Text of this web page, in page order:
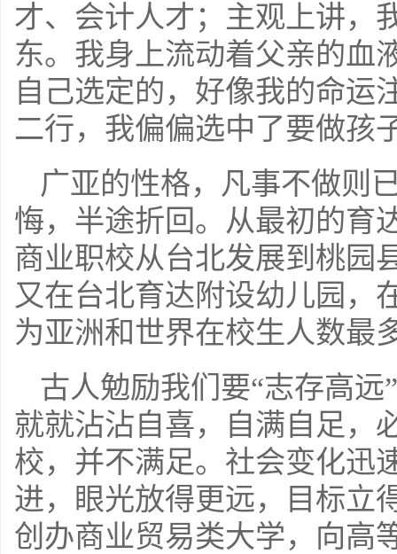
才、会计人才；主观上讲，
东。我身上流动着父亲的血
自己选定的，好像我的命运
二行，我偏偏选中了要做孩
广亚的性格，凡事不做则
悔，半途折回。从最初的育
商业职校从台北发展到桃园
又在台北育达附设幼儿园，
为亚洲和世界在校生人数最
古人勉励我们要“志存高
就就沾沾自喜，自满自足，
校，并不满足。社会变化迅
进，眼光放得更远，目标立
创办商业贸易类大学，向高